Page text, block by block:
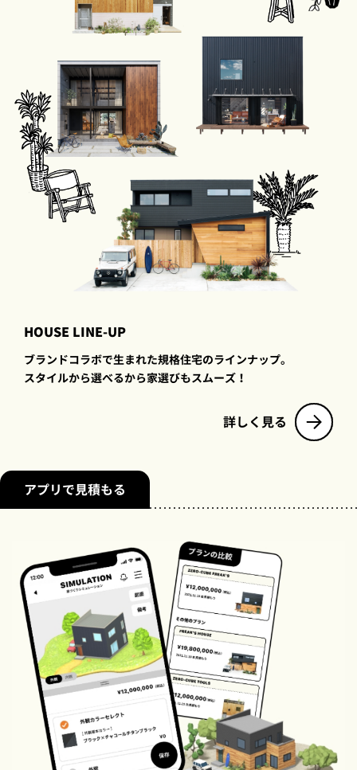
HOUSE LINE-UP
ブランドコラボで生まれた規格住宅のラインナップ。
スタイルから選べるから家選びもスムーズ！
詳しく見る
アプリで見積もる